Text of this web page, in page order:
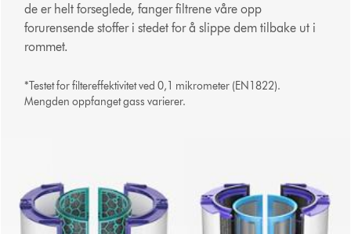
de er helt forseglede, fanger filtrene våre opp
forurensende stoffer i stedet for å slippe dem tilbake ut i
rommet.
*Testet for filtereffektivitet ved 0,1 mikrometer (EN1822).
Mengden oppfanget gass varierer.